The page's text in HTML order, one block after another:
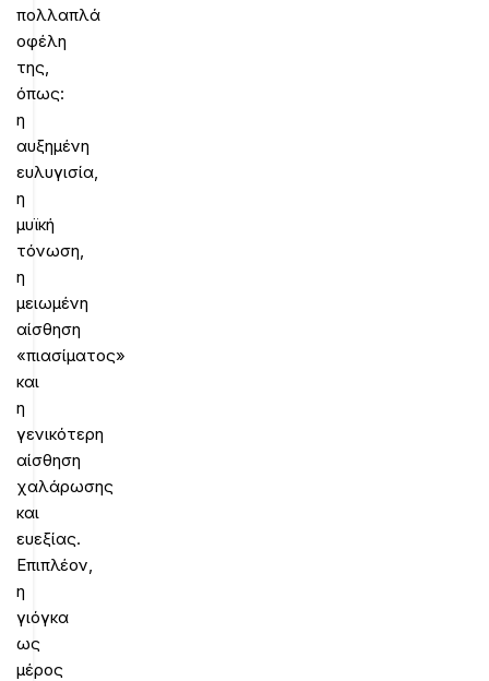
πολλαπλά
οφέλη
της,
όπως:
η
αυξημένη
ευλυγισία,
η
μυϊκή
τόνωση,
η
μειωμένη
αίσθηση
«πιασίματος»
και
η
γενικότερη
αίσθηση
χαλάρωσης
και
ευεξίας.
Επιπλέον,
η
γιόγκα
ως
μέρος